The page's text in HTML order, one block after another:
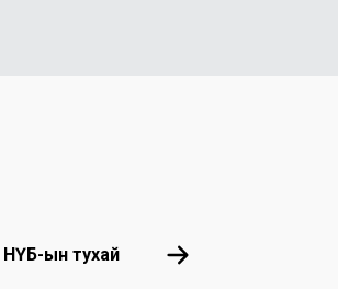
НҮБ-ын тухай НҮБ-ын тухай